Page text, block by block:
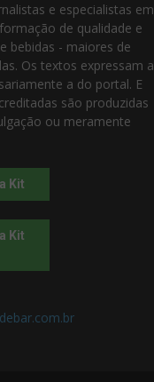
e especialistas em
de qualidade e
bebidas - maiores de
Os textos expressam a
a do portal. E
são produzidas
ou meramente
Kit
Kit